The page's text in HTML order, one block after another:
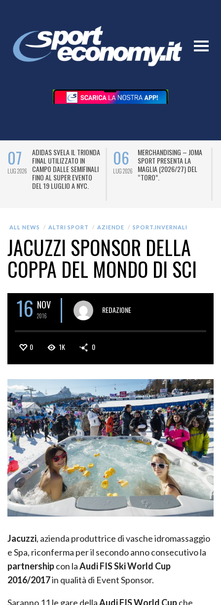
07
LUG 2026
ADIDAS SVELA IL TRIONDA
FINAL UTILIZZATO IN
CAMPO DALLE SEMIFINALI
FINO AL SUPER EVENTO
DEL 19 LUGLIO A NYC.
06
LUG 2026
MERCHANDISING – JOMA
SPORT PRESENTA LA
MAGLIA (2026/27) DEL
“TORO”.
ALL NEWS ALTRI SPORT AZIENDE SPORT.INVERNALI
JACUZZI SPONSOR DELLA
COPPA DEL MONDO DI SCI
16 NOV
2016
REDAZIONE
0 1K 0
Jacuzzi, azienda produttrice di vasche idromassaggio
e Spa, riconferma per il secondo anno consecutivo la
partnershipcon laAudi FIS Ski World Cup
2016/2017in qualità di Event Sponsor.
Saranno 11 le gare dellaAudi FIS World Cupche